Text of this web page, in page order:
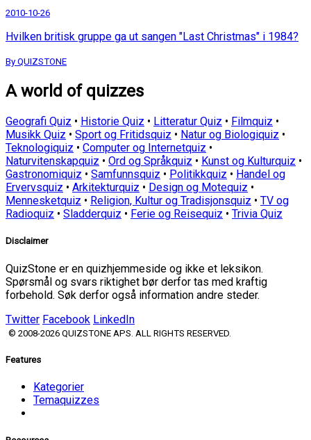
2010-10-26
Hvilken britisk gruppe ga ut sangen "Last Christmas" i 1984?
By QUIZSTONE
A world of quizzes
Geografi Quiz • Historie Quiz • Litteratur Quiz • Filmquiz •
Musikk Quiz • Sport og Fritidsquiz • Natur og Biologiquiz •
Teknologiquiz • Computer og Internetquiz •
Naturvitenskapquiz • Ord og Språkquiz • Kunst og Kulturquiz •
Gastronomiquiz • Samfunnsquiz • Politikkquiz • Handel og
Ervervsquiz • Arkitekturquiz • Design og Motequiz •
Mennesketquiz • Religion, Kultur og Tradisjonsquiz • TV og
Radioquiz • Sladderquiz • Ferie og Reisequiz • Trivia Quiz
Disclaimer
QuizStone er en quizhjemmeside og ikke et leksikon.
Spørsmål og svars riktighet bør derfor tas med kraftig
forbehold. Søk derfor også information andre steder.
Twitter Facebook LinkedIn
© 2008-2026 QUIZSTONE APS. ALL RIGHTS RESERVED.
Features
Kategorier
Temaquizzes